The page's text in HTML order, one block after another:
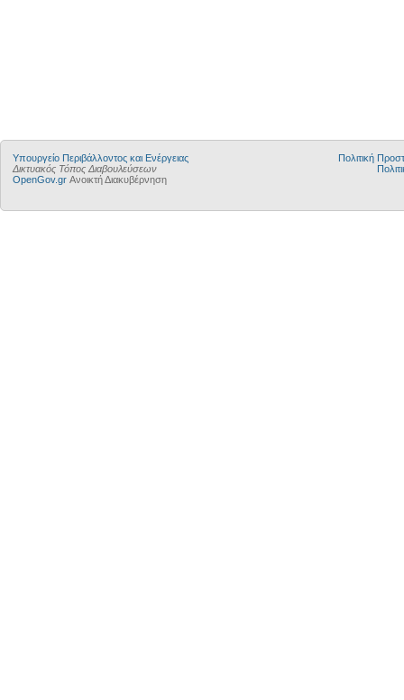
Yπουργείο Περιβάλλοντος και Ενέργειας
Δικτυακός Τόπος Διαβουλεύσεων
OpenGov.gr Ανοικτή Διακυβέρνηση
Πολιτική